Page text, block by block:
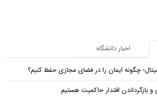
اخبار دانشگاه
چگونه ایمان را در فضای مجازی حفظ کنیم؟
اقتدار حاکمیت هستیم